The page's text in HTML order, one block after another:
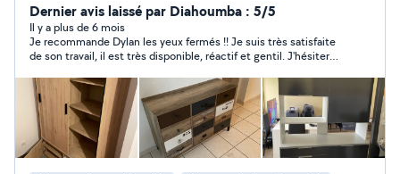
Dernier avis laissé par Diahoumba : 5/5
Il y a plus de 6 mois
Je recommande Dylan les yeux fermés !! Je suis très satisfaite
de son travail, il est très disponible, réactif et gentil. J'hésiterai